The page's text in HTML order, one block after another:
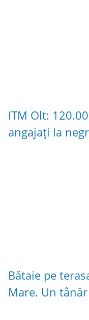
ITM Olt:
angajați la
Bătaie pe
Mare. Un